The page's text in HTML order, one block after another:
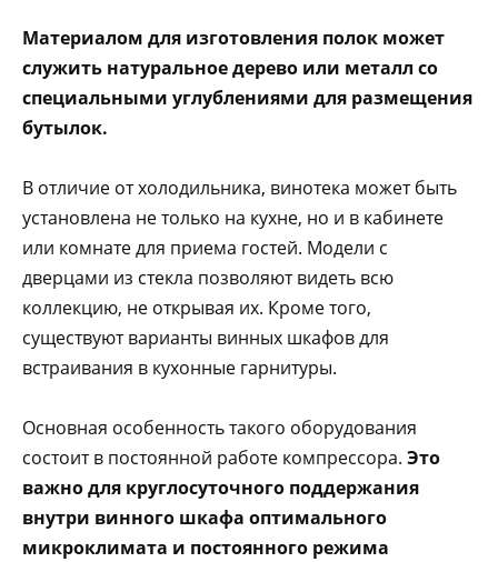
Материалом для изготовления полок может
служить натуральное дерево или металл со
специальными углублениями для размещения
бутылок.
В отличие от холодильника, винотека может быть
установлена не только на кухне, но и в кабинете
или комнате для приема гостей. Модели с
дверцами из стекла позволяют видеть всю
коллекцию, не открывая их. Кроме того,
существуют варианты винных шкафов для
встраивания в кухонные гарнитуры.
Основная особенность такого оборудования
состоит в постоянной работе компрессора. Это
важно для круглосуточного поддержания
внутри винного шкафа оптимального
микроклимата и постоянного режима